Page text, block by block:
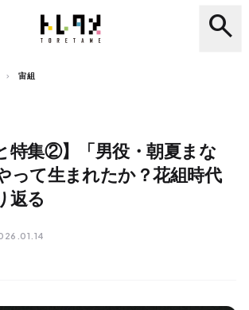
search
chevron_right 宙組
特集②】「男役・朝夏まな
って生まれたか？花組時代
返る